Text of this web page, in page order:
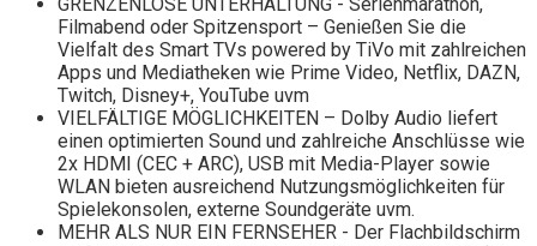
Filmabend oder Spitzensport – Genießen Sie die
Vielfalt des Smart TVs powered by TiVo mit zahlreichen
Apps und Mediatheken wie Prime Video, Netflix, DAZN,
Twitch, Disney+, YouTube uvm
VIELFÄLTIGE MÖGLICHKEITEN – Dolby Audio liefert
einen optimierten Sound und zahlreiche Anschlüsse wie
2x HDMI (CEC + ARC), USB mit Media-Player sowie
WLAN bieten ausreichend Nutzungsmöglichkeiten für
Spielekonsolen, externe Soundgeräte uvm.
MEHR ALS NUR EIN FERNSEHER - Der Flachbildschirm